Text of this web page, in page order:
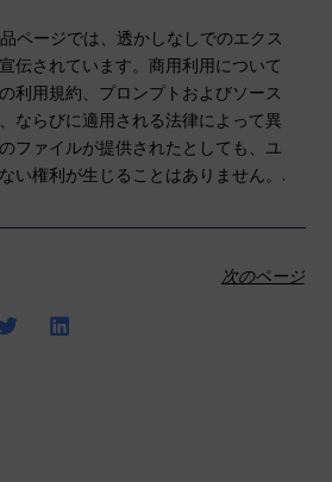
ページでは、透かしなしでのエクス
伝されています。商用利用について
利用規約、プロンプトおよびソース
ならびに適用される法律によって異
ファイルが提供されたとしても、ユ
い権利が生じることはありません。.
次のページ